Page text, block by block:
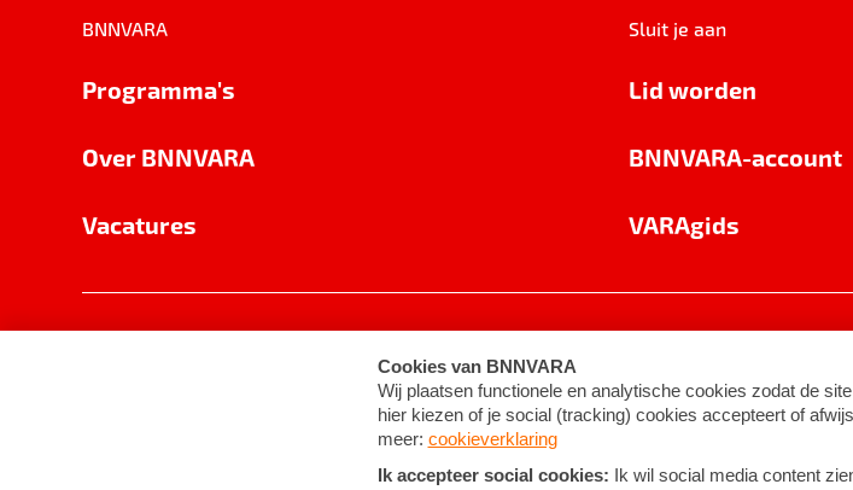
BNNVARA
Programma's
Over BNNVARA
Vacatures
Sluit je aan
Lid worden
BNNVARA-account
VARAgids
Cookie-instellingen Algemene voorwaarden ©2026BNNVARA